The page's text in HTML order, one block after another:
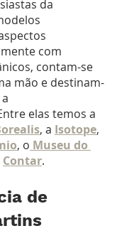
da
com
contam-se
mão e destinam-
elas temos a
, a Isotope,
, o Museu do
Contar.
de